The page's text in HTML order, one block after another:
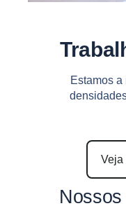
Estamos
Veja